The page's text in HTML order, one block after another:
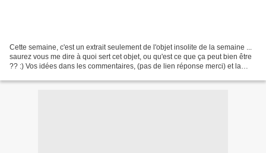
Cette semaine, c'est un extrait seulement de l'objet insolite de la semaine ...
saurez vous me dire à quoi sert cet objet, ou qu'est ce que ça peut bien être
?? :) Vos idées dans les commentaires, (pas de lien réponse merci) et la